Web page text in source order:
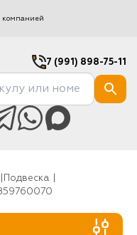
компанией
7 (991) 898-75-11
Подвеска